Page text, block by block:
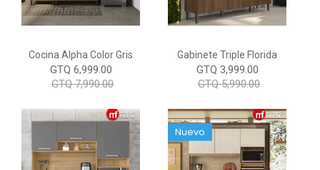
Cocina Alpha Color Gris
GTQ 6,999.00
GTQ 7,990.00
Gabinete Triple Florida
GTQ 3,999.00
GTQ 5,990.00
Nuevo